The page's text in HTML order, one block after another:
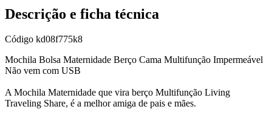
Descrição e ficha técnica
Código kd08f775k8
Mochila Bolsa Maternidade Berço Cama Multifunção Impermeável
Não vem com USB
A Mochila Maternidade que vira berço Multifunção Living
Traveling Share, é a melhor amiga de pais e mães.